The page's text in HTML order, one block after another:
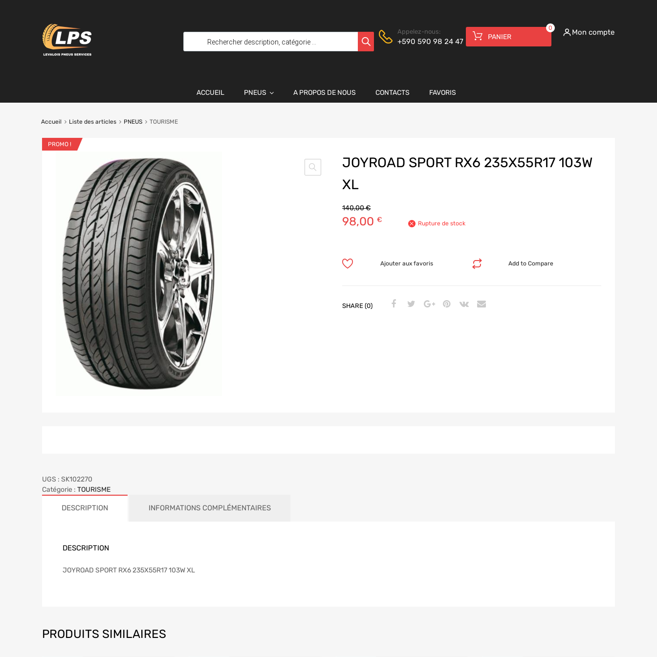
Appelez-nous:
+590 590 98 24 47
PANIER
0 Mon compte
ACCUEIL PNEUS A PROPOS DE NOUS CONTACTS FAVORIS
Accueil Liste des articles PNEUS TOURISME
PROMO !
JOYROAD SPORT RX6 235X55R17 103W
XL
140,00€
98,00 € Rupture de stock
Add to Compare
Ajouter aux favoris
SHARE (0)
UGS : SK102270
Catégorie : TOURISME
DESCRIPTION INFORMATIONS COMPLÉMENTAIRES
DESCRIPTION
JOYROAD SPORT RX6 235X55R17 103W XL
PRODUITS SIMILAIRES